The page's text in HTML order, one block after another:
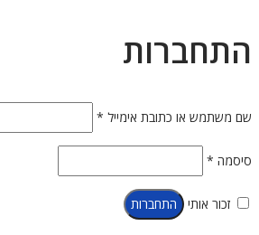
התחברות
שם משתמש או כתובת אימייל *חובה
סיסמה *חובה
זכור אותי התחברות